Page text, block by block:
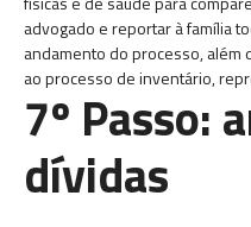
advogado e reportar à família
andamento do processo, além
ao processo de inventário,
7º Passo:
dívidas